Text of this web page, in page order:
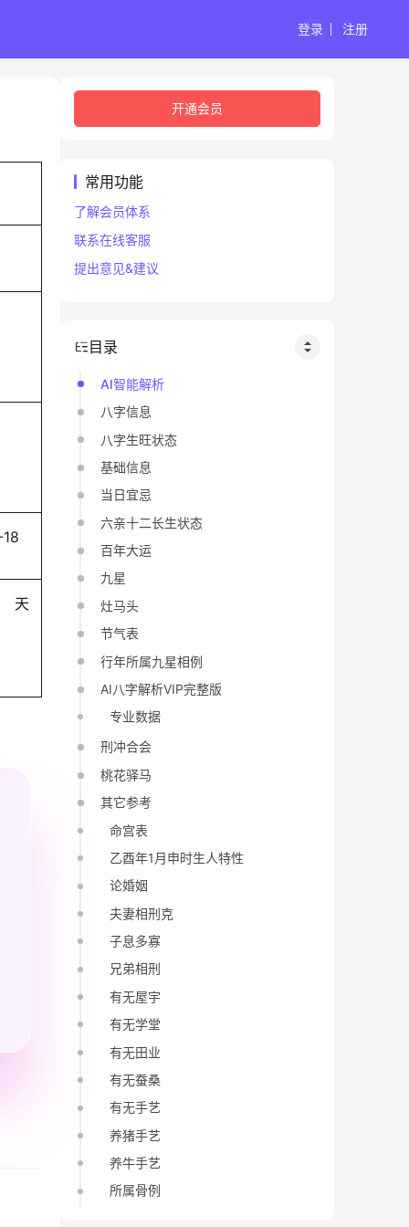
登录 注册
天
开通会员
常用功能
了解会员体系
联系在线客服
提出意见&建议
目录
AI智能解析
八字信息
八字生旺状态
基础信息
当日宜忌
六亲十二长生状态
百年大运
九星
灶马头
节气表
行年所属九星相例
AI八字解析VIP完整版
专业数据
刑冲合会
桃花驿马
其它参考
命宫表
乙酉年1月申时生人特性
论婚姻
夫妻相刑克
子息多寡
兄弟相刑
有无屋宇
有无学堂
有无田业
有无蚕桑
有无手艺
养猪手艺
养牛手艺
所属骨例